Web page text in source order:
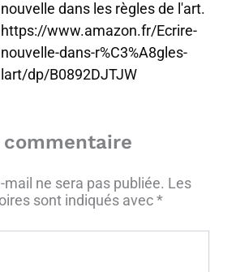
nouvelle dans les règles de l'art.
https://www.amazon.fr/Ecrire-
nouvelle-dans-r%C3%A8gles-
lart/dp/B0892DJTJW
commentaire
ne sera pas publiée. Les
sont indiqués avec*